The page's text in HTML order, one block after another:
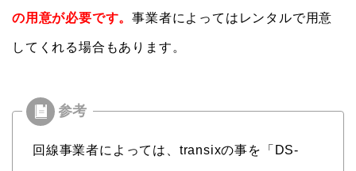
の用意が必要です。事業者によってはレンタルで用意
してくれる場合もあります。
回線事業者によっては、transixの事を「DS-